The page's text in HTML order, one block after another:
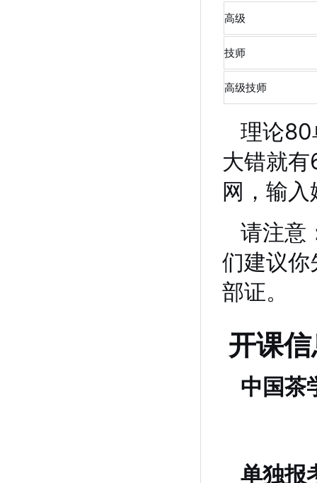
高级
技师
高级技师
理论80
大错就
网，输
请注意
们建议你
部证。
开课
中国茶
单独报